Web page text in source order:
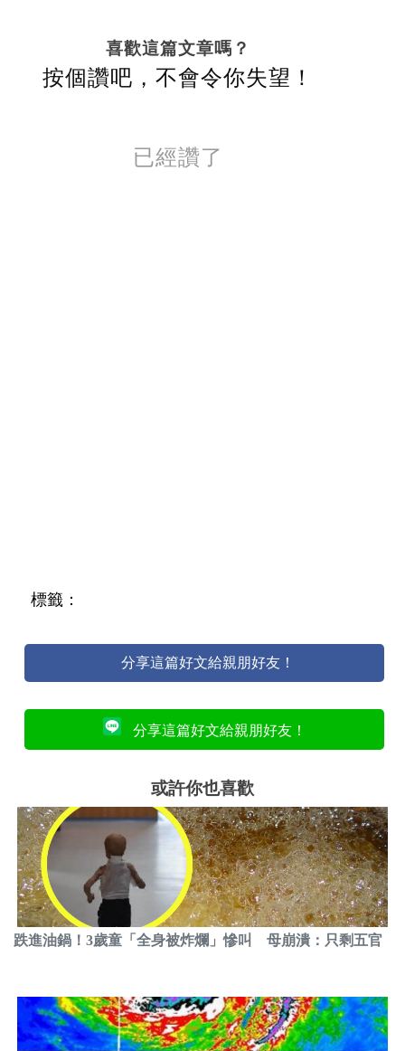
喜歡這篇文章嗎？
按個讚吧，不會令你失望！
已經讚了
標籤：
分享這篇好文給親朋好友！
分享這篇好文給親朋好友！
或許你也喜歡
跌進油鍋！3歲童「全身被炸爛」慘叫 母崩潰：只剩五官